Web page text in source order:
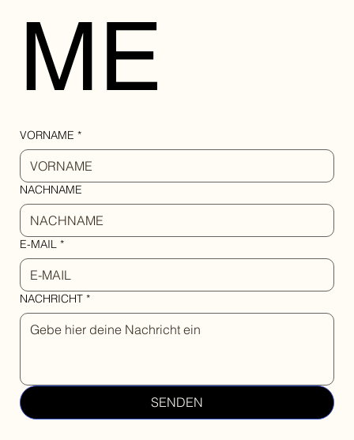
ME
VORNAME *
NACHNAME
E-MAIL *
NACHRICHT *
SENDEN